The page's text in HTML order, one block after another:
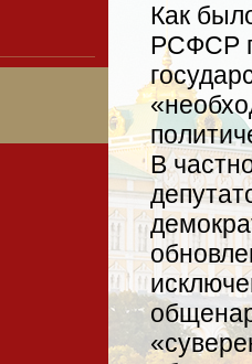
Как
РСФСР
В